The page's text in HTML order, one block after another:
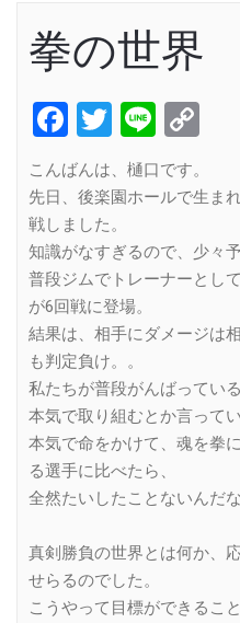
拳の世界
Facebook
Twitter
Line
こんばんは、樋口です。
先日、後楽園ホールで生ま
戦しました。
知識がなすぎるので、少々
普段ジムでトレーナーとし
が6回戦に登場。
結果は、相手にダメージは
も判定負け。。
私たちが普段がんばっている
本気で取り組むとか言って
本気で命をかけて、魂を拳
る選手に比べたら、
全然たいしたことないんだ
真剣勝負の世界とは何か、
せらるのでした。
こうやって目標ができるこ